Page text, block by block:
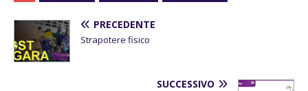
PRECEDENTE
Strapotere fisico
SUCCESSIVO